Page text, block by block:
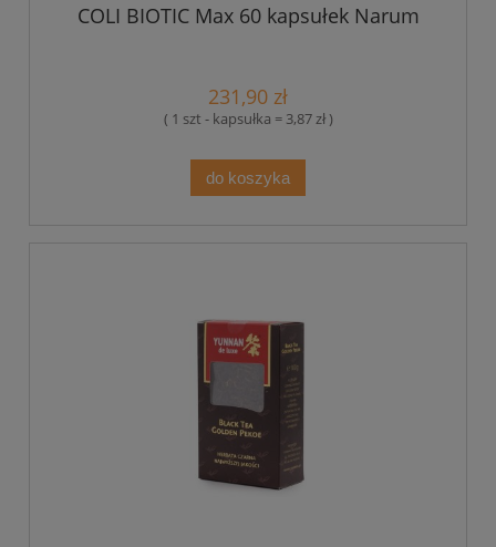
COLI BIOTIC Max 60 kapsułek Narum
231,90 zł
( 1 szt - kapsułka = 3,87 zł )
do koszyka